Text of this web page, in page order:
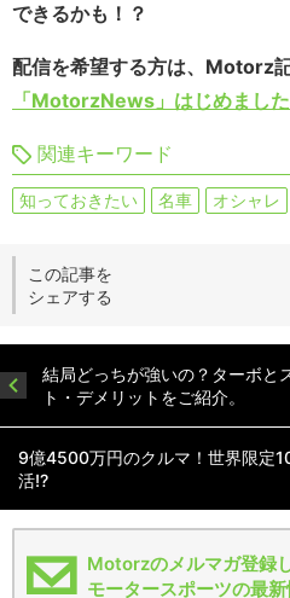
できるかも！？
配信を希望する方は、Motorz
「MotorzNews」はじめました
関連キーワード
知っておきたい 名車 オシャレ
この記事を
シェアする
結局どっちが強いの？ターボと
ト・デメリットをご紹介。
9億4500万円のクルマ！世界限定
活!?
Motorzのメルマガ登録
モータースポーツの最新